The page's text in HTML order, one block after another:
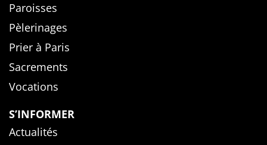
Paroisses
Pèlerinages
Prier à Paris
Sacrements
Vocations
S’INFORMER
Actualités